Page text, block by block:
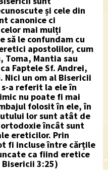
și cele din
canonice ci
mai mulți
să le confundam cu
apostolilor, cum
Toma, Mantia sau
Faptele Sf. Andrei,
Nici un om al Bisericii
a referit la ele în
nu poate fi mai
folosit în ele, în
lor sunt atât de
încât sunt
ereticilor. Prin
fi incluse între cărțile
ca fiind eretice
3:25)